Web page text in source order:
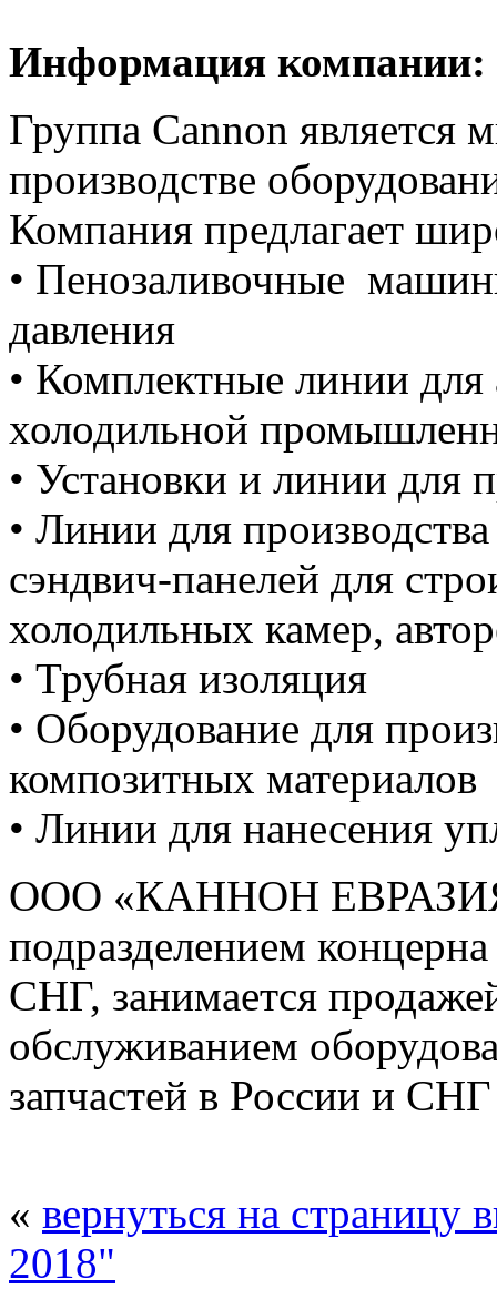
Информация компании:
Группа Cannon является
производстве
Компания предлагает
• Пенозаливочные
давления
• Комплектные линии
холодильной
• Установки и линии для
• Линии для
сэндвич-панелей для
холодильных камер,
• Трубная изоляция
• Оборудование для
композитных материалов
• Линии для нанесения
ООО «КАННОН
подразделением
СНГ, занимается
обслуживанием
запчастей в России и
« вернуться на страницу
2018"